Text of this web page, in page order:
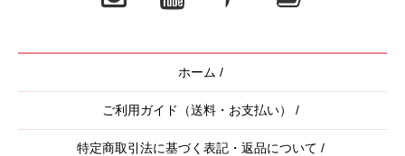
ホーム /
ご利用ガイド（送料・お支払い） /
特定商取引法に基づく表記・返品について /